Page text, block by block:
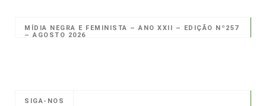
MÍDIA NEGRA E FEMINISTA – ANO XXII – EDIÇÃO Nº257
– AGOSTO 2026
SIGA-NOS